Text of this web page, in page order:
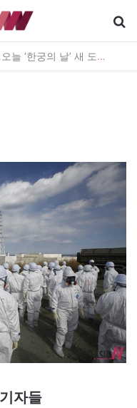
한궁 탄생 20년, 이제 AI를 쏜다…오늘 ‘한궁의 날’ 새 도약 선언
자들